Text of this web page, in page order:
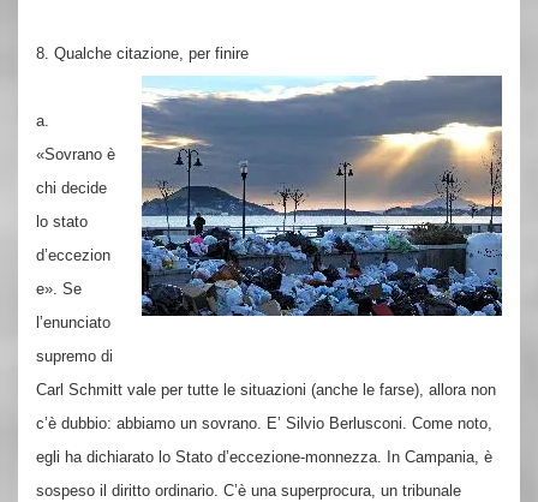
8. Qualche citazione, per finire
a.
«Sovrano è
chi decide
lo stato
d’eccezion
e». Se
l’enunciato
supremo di
Carl Schmitt vale per tutte le situazioni (anche le farse), allora non
c’è dubbio: abbiamo un sovrano. E’ Silvio Berlusconi. Come noto,
egli ha dichiarato lo Stato d’eccezione-monnezza. In Campania, è
sospeso il diritto ordinario. C’è una superprocura, un tribunale